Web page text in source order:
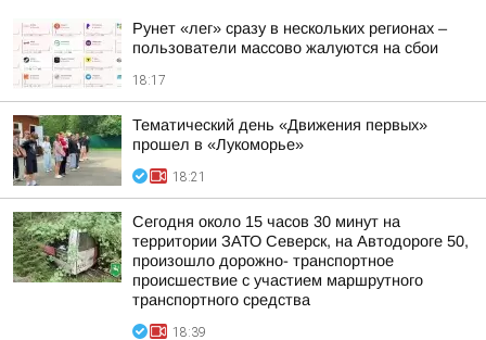
Рунет «лег» сразу в нескольких регионах –
пользователи массово жалуются на сбои
18:17
Тематический день «Движения первых»
прошел в «Лукоморье»
18:21
Сегодня около 15 часов 30 минут на
территории ЗАТО Северск, на Автодороге 50,
произошло дорожно- транспортное
происшествие с участием маршрутного
транспортного средства
18:39